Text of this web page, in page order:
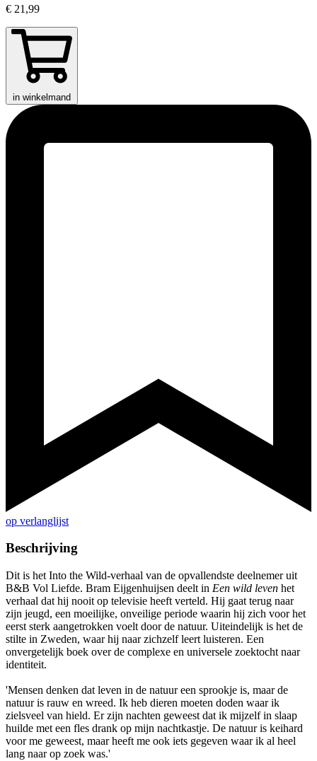
€ 21,99
in winkelmand
op verlanglijst
Beschrijving
Dit is het Into the Wild-verhaal van de opvallendste deelnemer uit
B&B Vol Liefde. Bram Eijgenhuijsen deelt in Een wild leven het
verhaal dat hij nooit op televisie heeft verteld. Hij gaat terug naar
zijn jeugd, een moeilijke, onveilige periode waarin hij zich voor het
eerst sterk aangetrokken voelt door de natuur. Uiteindelijk is het de
stilte in Zweden, waar hij naar zichzelf leert luisteren. Een
onvergetelijk boek over de complexe en universele zoektocht naar
identiteit.
'Mensen denken dat leven in de natuur een sprookje is, maar de
natuur is rauw en wreed. Ik heb dieren moeten doden waar ik
zielsveel van hield. Er zijn nachten geweest dat ik mijzelf in slaap
huilde met een fles drank op mijn nachtkastje. De natuur is keihard
voor me geweest, maar heeft me ook iets gegeven waar ik al heel
lang naar op zoek was.'